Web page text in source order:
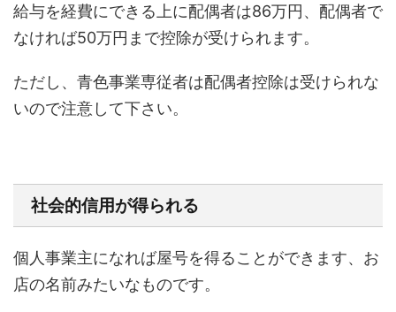
給与を経費にできる上に配偶者は86万円、配偶者で
なければ50万円まで控除が受けられます。
ただし、青色事業専従者は配偶者控除は受けられな
いので注意して下さい。
社会的信用が得られる
個人事業主になれば屋号を得ることができます、お
店の名前みたいなものです。